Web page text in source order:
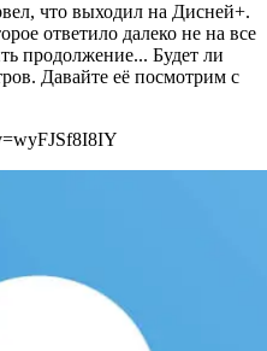
что выходил на Дисней+.
ответило далеко не на все
продолжение... Будет ли
Давайте её посмотрим с